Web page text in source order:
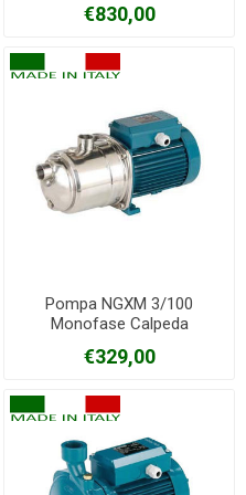
€830,00
Pompa NGXM 3/100
Monofase Calpeda
€329,00